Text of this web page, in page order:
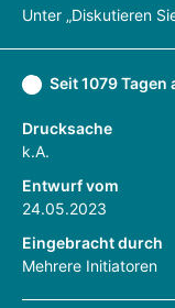
Unter „Diskutieren
Seit 1079
Drucksache
k.A.
Entwurf vom
24.05.2023
Eingebracht durch
Mehrere Initiatoren